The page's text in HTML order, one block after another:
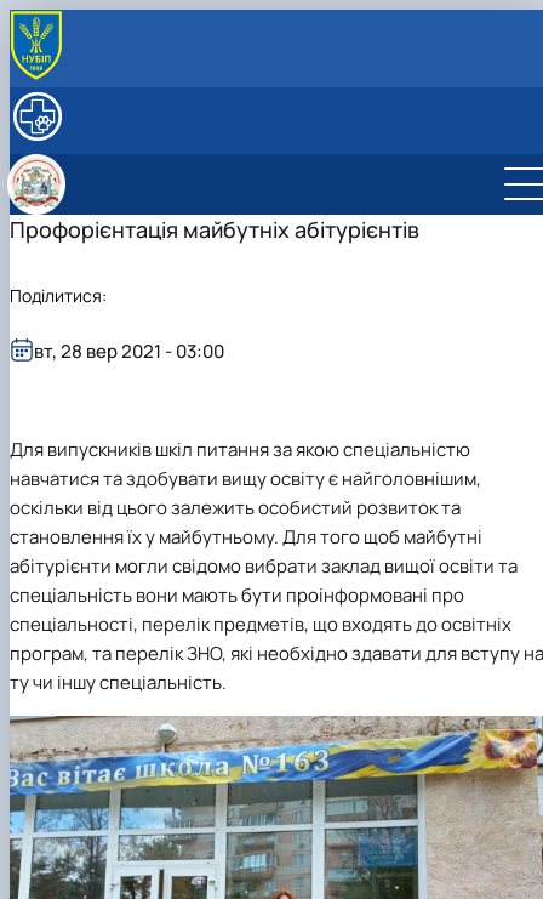
ПРО КАФЕДРУ
НАУКОВА РОБОТА
Студентський науковий гурток
санітарії та гігієни»
Наукова діяльність
Наукові розробки
МІЖНАРОДНА ДІЯЛЬНІСТЬ
Міжнародні проекти
Модуль Жана Моне "Контроль безпечності
Профорієнтація майбутніх абітурієнтів
Для випускників шкіл питання за якою спеціальністю
навчатися та здобувати вищу освіту є найголовнішим,
оскільки від цього залежить особистий розвиток та
становлення їх у майбутньому. Для того щоб майбутні
абітурієнти могли свідомо вибрати заклад вищої освіти та
спеціальність вони мають бути проінформовані про
спеціальності, перелік предметів, що входять до освітніх
програм, та перелік ЗНО, які необхідно здавати для вступу на
ту чи іншу спеціальність.
вт, 28 вер 2021 - 03:00
Поділитися: